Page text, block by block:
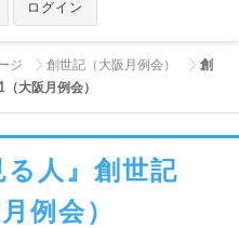
ログイン
ジ 創世記（大阪月例会）
創
大阪月例会）
人』創世記
例会）